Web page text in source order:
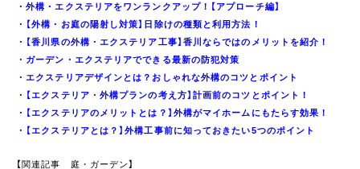
・外構・エクステリアをワンランクアップ！【アプローチ編】
・
【外構・お庭の陽射し対策】日除けの種類と利用方法！
・
【香川県の外構・エクステリア工事】香川ならではのメリットを紹介！
・ ガーデン・エクステリアでできる最新の防犯対策
・ エクステリアデザインとは？おしゃれな外構のコツとポイント
・
【エクステリア・外構プランの考え方】計画前のコツとポイント！
・
【エクステリアのメリットとは？】外構がマイホームにもたらす効果！
・
【エクステリアとは？】外構工事前に知っておきたい5つのポイント
【関連記事 庭・ガーデン】